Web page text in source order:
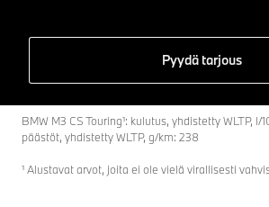
Pyydä tarjous
BMW M3 CS Touring¹: kulutus, yhdistetty WLTP, l/
päästöt, yhdistetty WLTP, g/km: 238
¹ Alustavat arvot, joita ei ole vielä virallisesti